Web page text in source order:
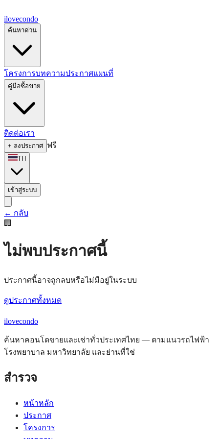
ilovecondo
ค้นหาด่วน
โครงการบทความประกาศแผนที่
คู่มือซื้อขาย
ติดต่อเรา
+ ลงประกาศ ฟรี
TH
เข้าสู่ระบบ
← กลับ
🏢
ไม่พบประกาศนี้
ประกาศนี้อาจถูกลบหรือไม่มีอยู่ในระบบ
ดูประกาศทั้งหมด
ilovecondo
ค้นหาคอนโดขายและเช่าทั่วประเทศไทย — ตามแนวรถไฟฟ้า
โรงพยาบาล มหาวิทยาลัย และย่านที่ใช่
สำรวจ
หน้าหลัก
ประกาศ
โครงการ